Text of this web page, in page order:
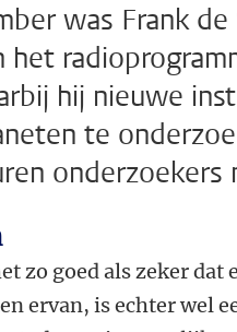
was Frank de
hij nieuwe
te
onderzoekers
zo goed als zeker
ervan, is echter wel